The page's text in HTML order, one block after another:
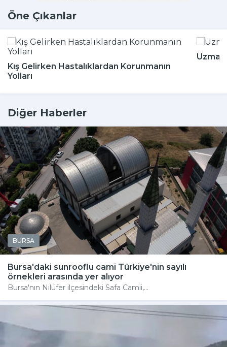
Öne Çıkanlar
Kış Gelirken Hastalıklardan Korunmanın
Yolları
Diğer Haberler
BURSA
Bursa'daki sunrooflu cami Türkiye'nin sayılı
örnekleri arasında yer alıyor
Bursa'nın Nilüfer ilçesindeki Safa Camii,...